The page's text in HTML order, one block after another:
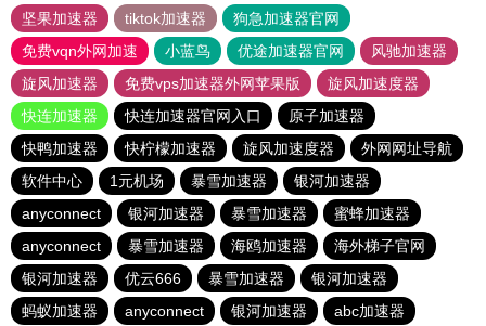
坚果加速器
tiktok加速器
狗急加速器官网
免费vqn外网加速
小蓝鸟 优途加速器官网
风驰加速器
旋风加速器
免费vps加速器外网苹果版
旋风加速度器
快连加速器
快连加速器官网入口
原子加速器
快鸭加速器
快柠檬加速器 旋风加速度器
外网网址导航
软件中心
1元机场 暴雪加速器
银河加速器
anyconnect
银河加速器 暴雪加速器
蜜蜂加速器
anyconnect
暴雪加速器 海鸥加速器
海外梯子官网
银河加速器
优云666 暴雪加速器
银河加速器
蚂蚁加速器
anyconnect 银河加速器 abc加速器